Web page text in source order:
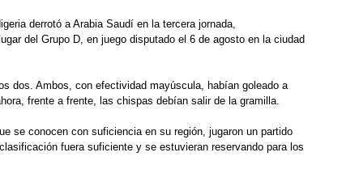
derrotó a Arabia Saudí en la tercera jornada,
del Grupo D, en juego disputado el 6 de agosto en la ciudad
dos. Ambos, con efectividad mayúscula, habían goleado a
frente a frente, las chispas debían salir de la gramilla.
se conocen con suficiencia en su región, jugaron un partido
fuera suficiente y se estuvieran reservando para los